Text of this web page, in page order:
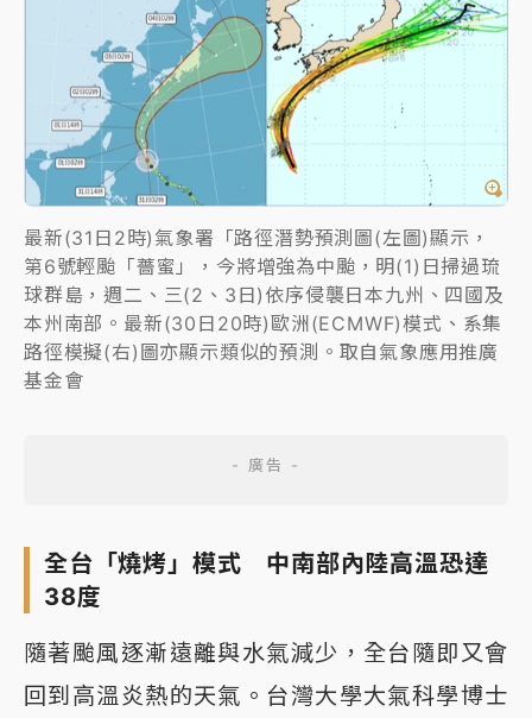
最新(31日2時)氣象署「路徑潛勢預測圖(左圖)顯示，
第6號輕颱「薔蜜」，今將增強為中颱，明(1)日掃過琉
球群島，週二、三(2、3日)依序侵襲日本九州、四國及
本州南部。最新(30日20時)歐洲(ECMWF)模式、系集
路徑模擬(右)圖亦顯示類似的預測。取自氣象應用推廣
基金會
全台「燒烤」模式 中南部內陸高溫恐達
38度
隨著颱風逐漸遠離與水氣減少，全台隨即又會
回到高溫炎熱的天氣。台灣大學大氣科學博士